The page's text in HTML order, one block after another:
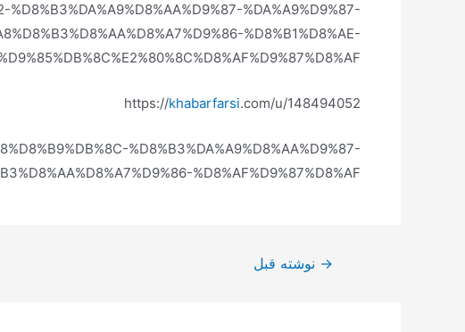
%DA%A9%D9%87-
%D8%B1%D8%AE-
https://khabarfarsi.com/u/148494052
%D8%B3%DA%A9%D8%AA%D9%87-
%D8%AF%D9%87%D8%AF
راهبری
→ نوشته قبل